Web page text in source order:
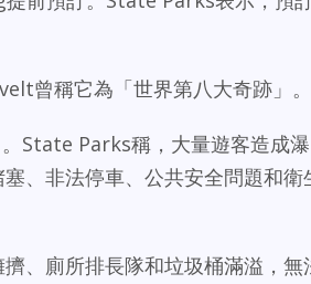
曾稱它為「世界第八大奇跡」。
State Parks稱，大量遊客造成瀑
、非法停車、公共安全問題和衛
、廁所排長隊和垃圾桶滿溢，無